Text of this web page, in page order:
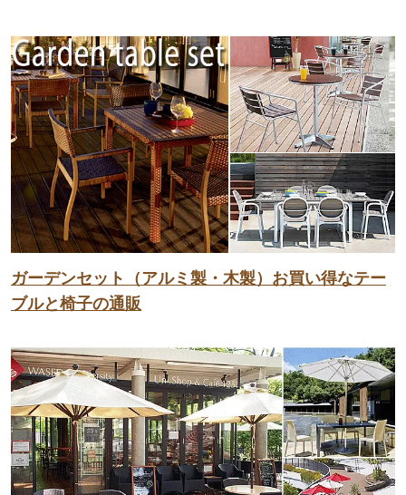
ガーデンセット（アルミ製・木製）お買い得なテー
ブルと椅子の通販